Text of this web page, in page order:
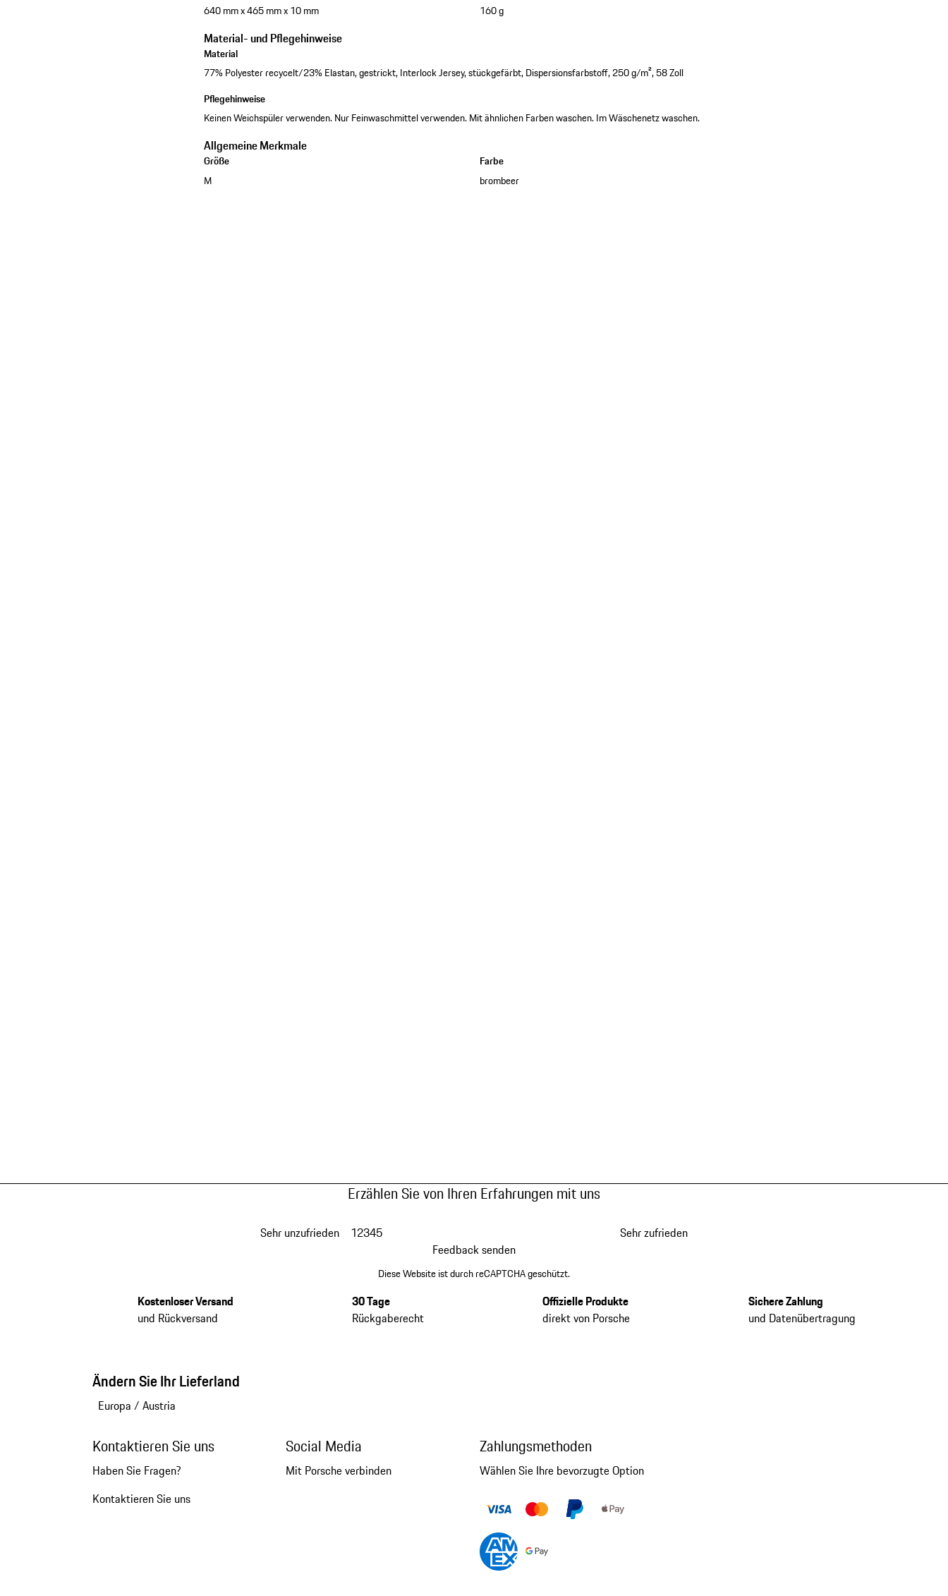
640 mm x 465 mm x 10 mm
160 g
Material- und Pflegehinweise
Material
77% Polyester recycelt/23% Elastan, gestrickt, Interlock Jersey, stückgefärbt, Dispersionsfarbstoff, 250 g/m², 58 Zoll
Pflegehinweise
Keinen Weichspüler verwenden. Nur Feinwaschmittel verwenden. Mit ähnlichen Farben waschen. Im Wäschenetz waschen.
Allgemeine Merkmale
Größe
M
Farbe
brombeer
Erzählen Sie von Ihren Erfahrungen mit uns
Sehr unzufrieden 12345
Sehr zufrieden
Feedback senden
Diese Website ist durch reCAPTCHA geschützt.
Kostenloser Versand
und Rückversand
30 Tage
Rückgaberecht
Offizielle Produkte
direkt von Porsche
Sichere Zahlung
und Datenübertragung
Ändern Sie Ihr Lieferland
Europa / Austria
Kontaktieren Sie uns
Haben Sie Fragen?
Kontaktieren Sie uns
Social Media
Mit Porsche verbinden
Zahlungsmethoden
Wählen Sie Ihre bevorzugte Option